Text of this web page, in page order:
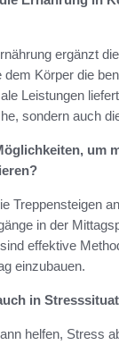
ergänzt
dem Körper die
Leistungen
sondern auch
um
Treppensteigen
in der
effektive
einzubauen.
in
helfen, Stress